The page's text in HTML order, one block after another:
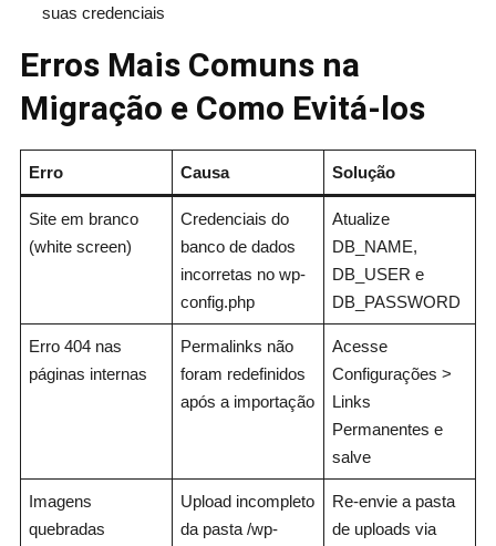
suas credenciais
Erros Mais Comuns na
Migração e Como Evitá-los
Erro Causa Solução
Site em branco
(white screen)
Credenciais do
banco de dados
incorretas no wp-
config.php
Atualize
DB_NAME,
DB_USER e
DB_PASSWORD
Erro 404 nas
páginas internas
Permalinks não
foram redefinidos
após a importação
Acesse
Configurações >
Links
Permanentes e
salve
Imagens
quebradas
Upload incompleto
da pasta /wp-
Re-envie a pasta
de uploads via